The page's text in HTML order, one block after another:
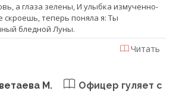
а глаза зелены, И улыбка измученно-
скроешь, теперь поняла я: Ты
бледной Луны.
Читать
М.
Офицер гуляет с